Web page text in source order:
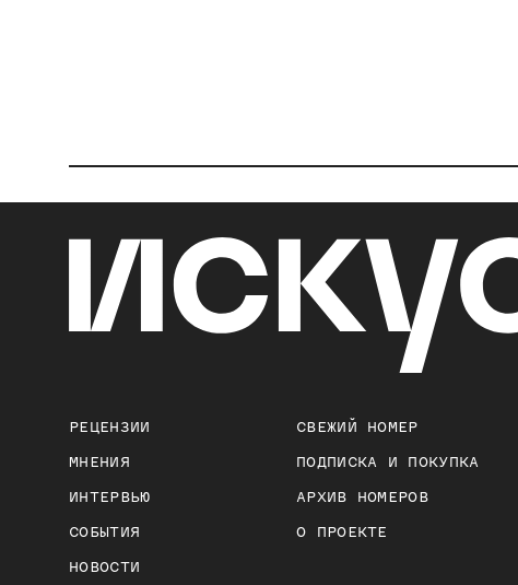
РЕЦЕНЗИИ
МНЕНИЯ
ИНТЕРВЬЮ
СОБЫТИЯ
НОВОСТИ
СВЕЖИЙ НОМЕР
ПОДПИСКА И ПОКУПКА
АРХИВ НОМЕРОВ
О ПРОЕКТЕ